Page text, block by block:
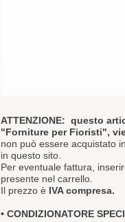
ATTENZIONE: questo
"Forniture per Fioristi",
non può essere acquistato
in questo sito.
Per eventuale fattura,
presente nel carrello.
Il prezzo è IVA compresa.
• CONDIZIONATORE